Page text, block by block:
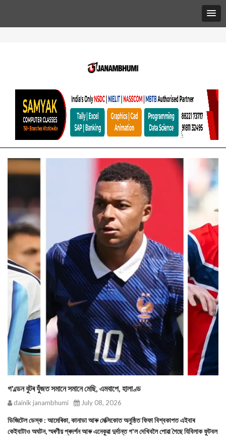
গ'ল্ডেন বুটৰ যুঁজত সমানে সমানে মেছি, এমবাপে, হালাণ্ড
dainik janambhumi July 08, 2026
ডিজিটেল ডেস্ক : আমেৰিকা, কানাডা আৰু মেক্সিকোত অনুষ্ঠিত ফিফা বিশ্বকাপত এইবাৰ
কেইবাটাও অঘটন, স্মৰণীয় প্ৰদৰ্শন আৰু এনেকুৱা দুর্দান্ত গ'ল দেখিবলৈ পোৱা গৈছে যিবিলাক ফুটবল